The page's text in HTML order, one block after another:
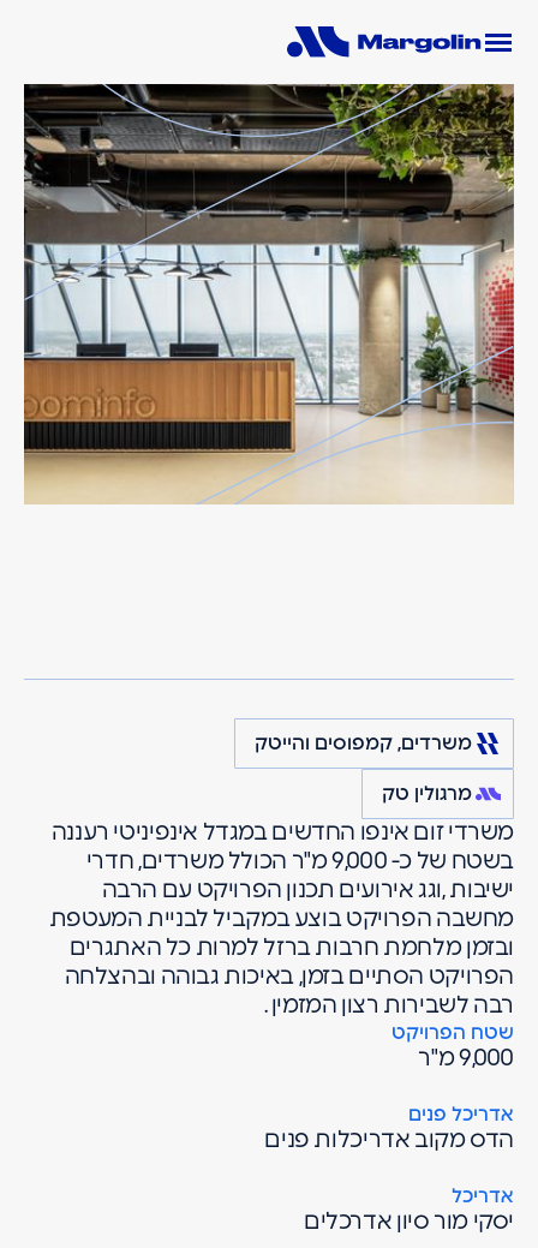
משרדים, קמפוסים והייטק
מרגולין טק
משרדי זום אינפו החדשים במגדל אינפיניטי רעננה
בשטח של כ- 9,000 מ"ר הכולל משרדים, חדרי
ישיבות ,וגג אירועים תכנון הפרויקט עם הרבה
מחשבה הפרויקט בוצע במקביל לבניית המעטפת
ובזמן מלחמת חרבות ברזל למרות כל האתגרים
הפרויקט הסתיים בזמן, באיכות גבוהה ובהצלחה
רבה לשבירות רצון המזמין .
אדריכל
יסקי מור סיון אדרכלים
אדריכל פנים
הדס מקוב אדריכלות פנים
שטח הפרויקט
9,000 מ"ר